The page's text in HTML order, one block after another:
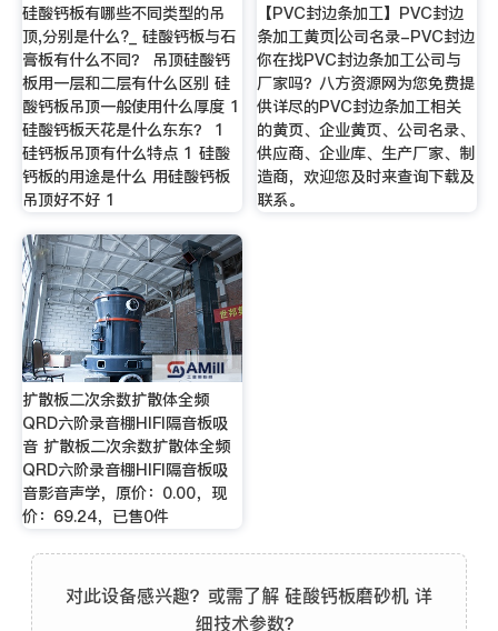
硅酸钙板有哪些不同类型的吊
顶,分别是什么?_ 硅酸钙板与石
膏板有什么不同？ 吊顶硅酸钙
板用一层和二层有什么区别 硅
酸钙板吊顶一般使用什么厚度 1
硅酸钙板天花是什么东东？ 1
硅钙板吊顶有什么特点 1 硅酸
钙板的用途是什么 用硅酸钙板
吊顶好不好 1
【PVC封边条加工】PVC封边
条加工黄页|公司名录-PVC封边
你在找PVC封边条加工公司与
厂家吗？八方资源网为您免费提
供详尽的PVC封边条加工相关
的黄页、企业黄页、公司名录、
供应商、企业库、生产厂家、制
造商，欢迎您及时来查询下载及
联系。
扩散板二次余数扩散体全频
QRD六阶录音棚HIFI隔音板吸
音 扩散板二次余数扩散体全频
QRD六阶录音棚HIFI隔音板吸
音影音声学，原价：0.00，现
价：69.24，已售0件
对此设备感兴趣？或需了解 硅酸钙板磨砂机 详
细技术参数？